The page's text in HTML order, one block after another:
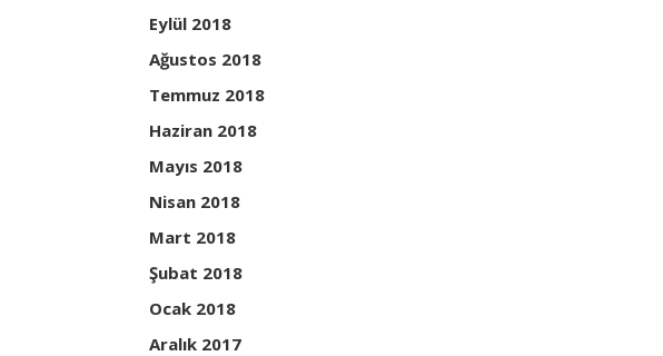
Eylül 2018
Ağustos 2018
Temmuz 2018
Haziran 2018
Mayıs 2018
Nisan 2018
Mart 2018
Şubat 2018
Ocak 2018
Aralık 2017